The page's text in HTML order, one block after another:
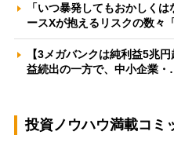
「いつ暴発してもおかしく
ースXが抱えるリスクの数々
【3メガバンクは純利益5兆
益続出の一方で、中小企業
投資ノウハウ満載コミ